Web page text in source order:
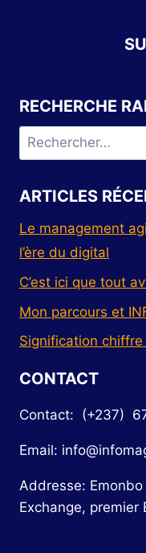
RECHERCHE
ARTICLES
Le management
l’ère du digital
C’est ici que tout
Mon parcours et
Signification
CONTACT
Contact: (+237)
Email:
Addresse:
Exchange, premier